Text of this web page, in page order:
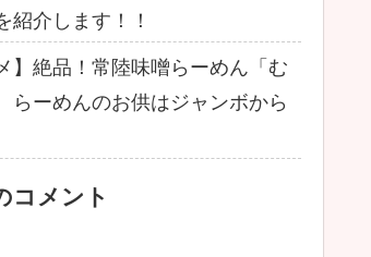
紹介します！！
】絶品！常陸味噌らーめん「む
ーめんのお供はジャンボから
コメント